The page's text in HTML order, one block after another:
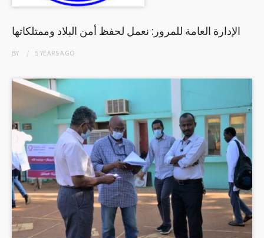
الإدارة العامة للمرور: نعمل لحفظ أمن البلاد وممتلكاتها
BY 5 YEARSAGO